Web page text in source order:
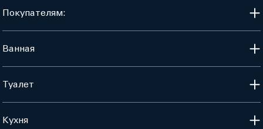
Покупателям:
Ванная
Туалет
Кухня